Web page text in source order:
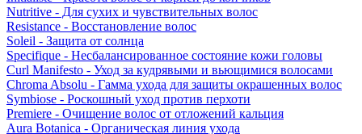
Nutritive - Для сухих и чувствительных волос
Resistance - Восстановление волос
Soleil - Защита от солнца
Specifique - Несбалансированное состояние кожи головы
Curl Manifesto - Уход за кудрявыми и вьющимися волосами
Chroma Absolu - Гамма ухода для защиты окрашенных волос
Symbiose - Роскошный уход против перхоти
Premiere - Очищение волос от отложений кальция
Aura Botanica - Органическая линия ухода